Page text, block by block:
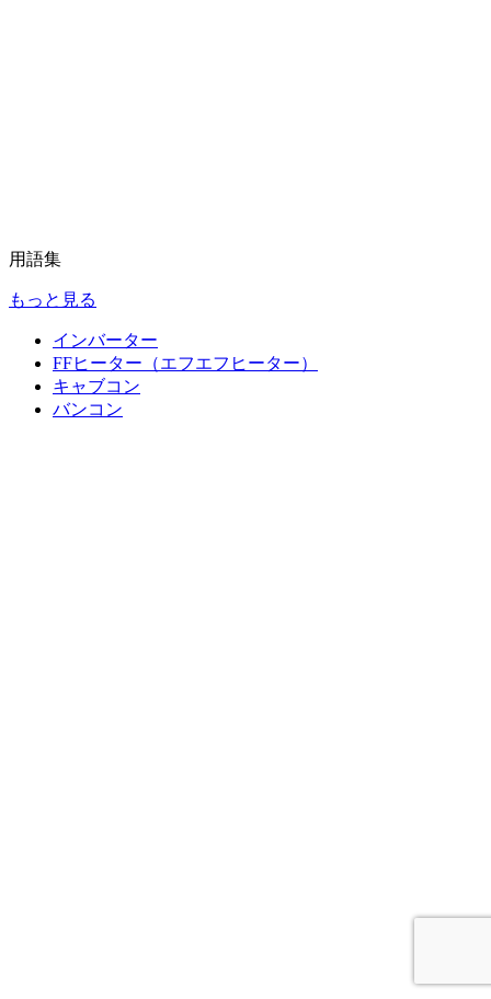
用語集
もっと見る
インバーター
FFヒーター（エフエフヒーター）
キャブコン
バンコン